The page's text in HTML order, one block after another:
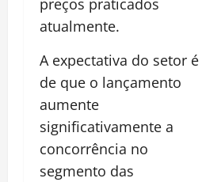
atualmente.
A expectativa do setor é
de que o lançamento
aumente
significativamente a
concorrência no
segmento das